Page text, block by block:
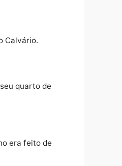
e falava para meu
até o Calvário.